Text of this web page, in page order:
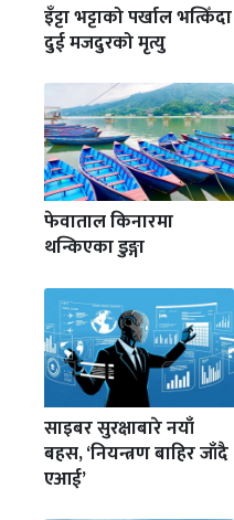
इँट्टा भट्टाको पर्खाल भत्किँदा
दुई मजदुरको मृत्यु
फेवाताल किनारमा
थन्किएका डुङ्गा
साइबर सुरक्षाबारे नयाँ
बहस, ‘नियन्त्रण बाहिर जाँदै
एआई’